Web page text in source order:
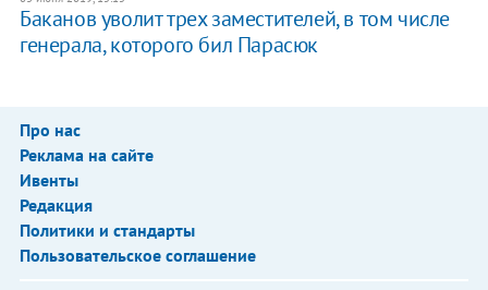
Баканов уволит трех заместителей, в том числе
генерала, которого бил Парасюк
Про нас
Реклама на сайте
Ивенты
Редакция
Политики и стандарты
Пользовательское соглашение